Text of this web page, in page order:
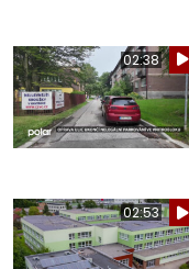
02:38
02:53